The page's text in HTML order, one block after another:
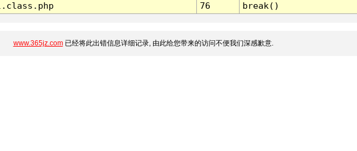
76 break()
www.365jz.com已经将此出错信息详细记录, 由此给您带来的访问不便我们深感歉意.